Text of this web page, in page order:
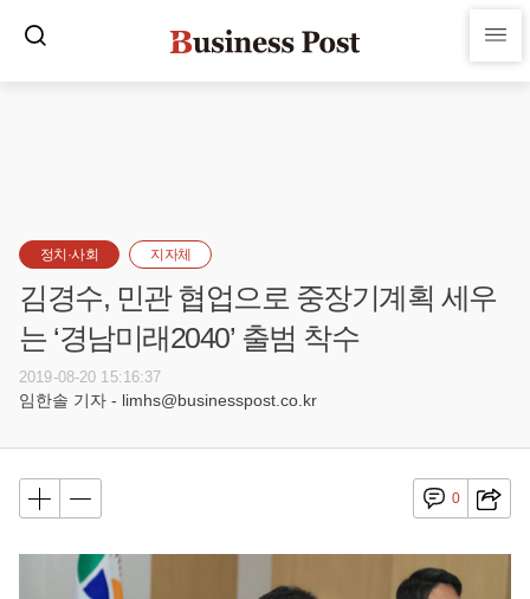
정치·사회 지자체
김경수, 민관 협업으로 중장기계획 세우
는 ‘경남미래2040’ 출범 착수
2019-08-20 15:16:37
임한솔 기자 - limhs@businesspost.co.kr
0